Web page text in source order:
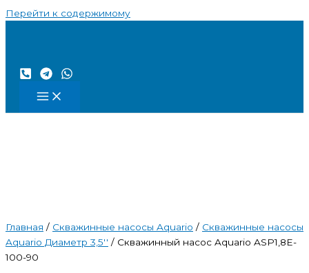
Перейти к содержимому
Главная / Скважинные насосы Aquario / Скважинные насосы
Aquario Диаметр 3,5'' / Скважинный насос Aquario ASP1,8E-
100-90